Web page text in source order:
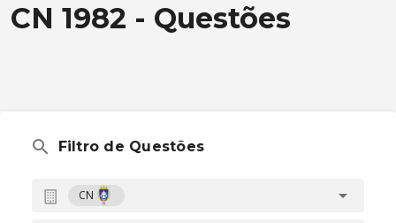
CN 1982 - Questões
Filtro de Questões
CN